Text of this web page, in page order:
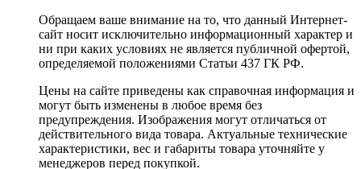
Обращаем ваше внимание на то, что данный Интернет-
сайт носит исключительно информационный характер и
ни при каких условиях не является публичной офертой,
определяемой положениями Статьи 437 ГК РФ.
Цены на сайте приведены как справочная информация и
могут быть изменены в любое время без
предупреждения. Изображения могут отличаться от
действительного вида товара. Актуальные технические
характеристики, вес и габариты товара уточняйте у
менеджеров перед покупкой.